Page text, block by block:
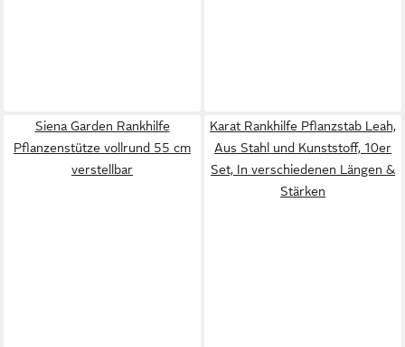
Siena Garden Rankhilfe
Pflanzenstütze vollrund 55 cm
verstellbar
Karat Rankhilfe Pflanzstab Leah,
Aus Stahl und Kunststoff, 10er
Set, In verschiedenen Längen &
Stärken